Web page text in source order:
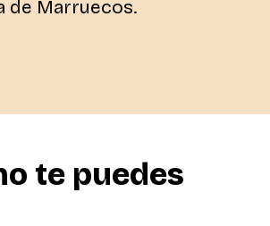
de Marruecos.
te puedes